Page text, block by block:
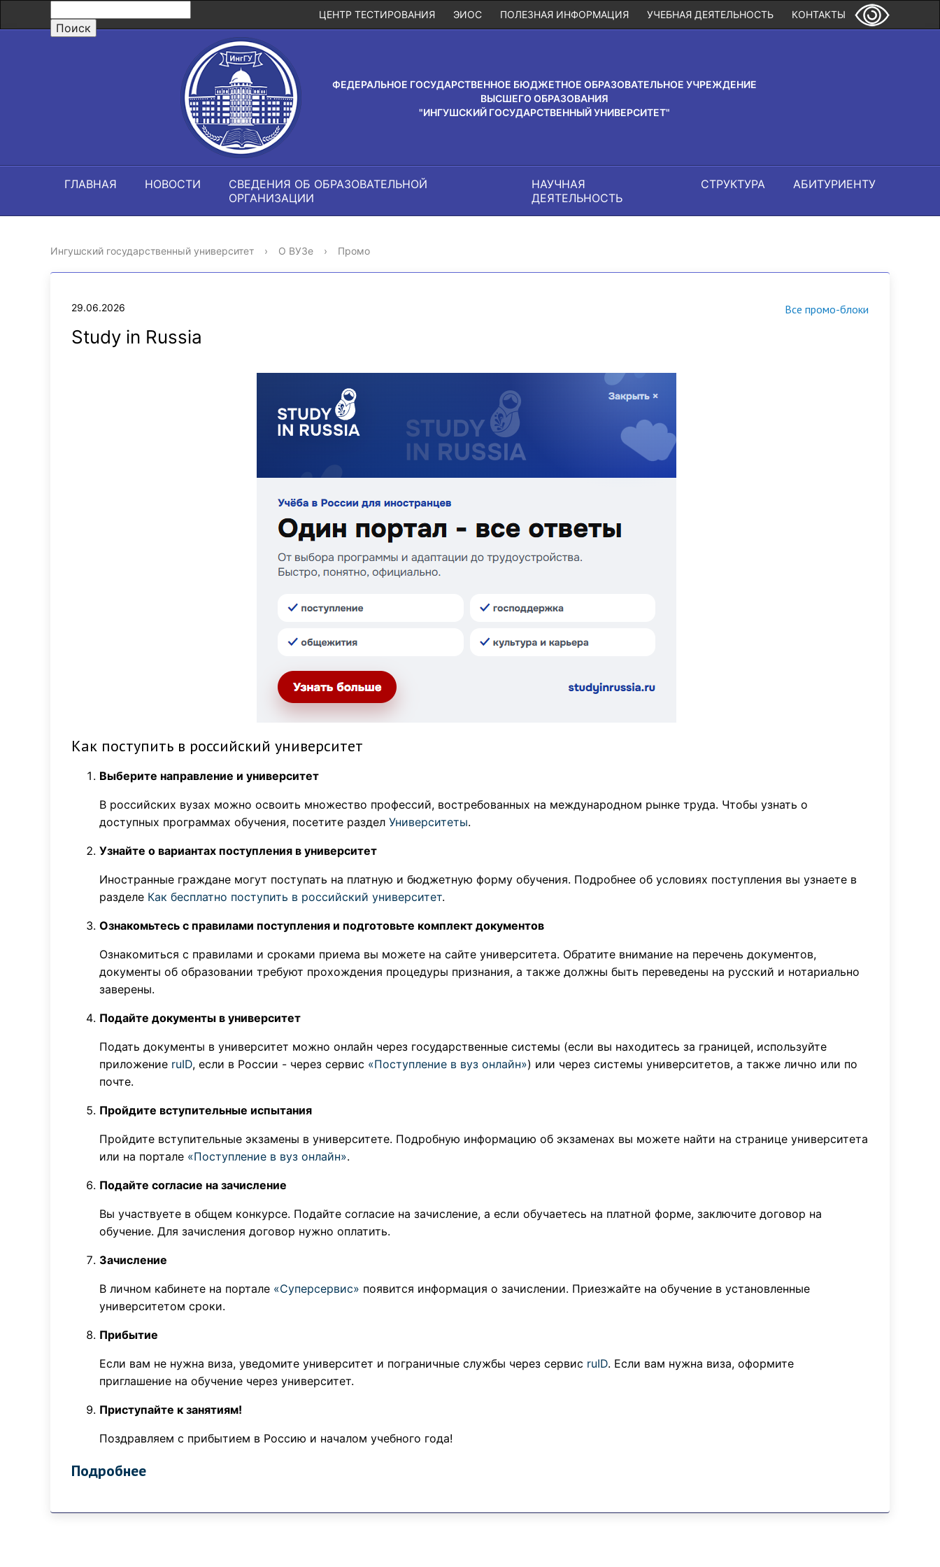
КОНТАКТЫ
УЧЕБНАЯ ДЕЯТЕЛЬНОСТЬ
ПОЛЕЗНАЯ ИНФОРМАЦИЯ
ЭИОС
ЦЕНТР ТЕСТИРОВАНИЯ
ФЕДЕРАЛЬНОЕ ГОСУДАРСТВЕННОЕ БЮДЖЕТНОЕ ОБРАЗОВАТЕЛЬНОЕ УЧРЕЖДЕНИЕ
ВЫСШЕГО ОБРАЗОВАНИЯ
"ИНГУШСКИЙ ГОСУДАРСТВЕННЫЙ УНИВЕРСИТЕТ"
ГЛАВНАЯ НОВОСТИ
СВЕДЕНИЯ ОБ ОБРАЗОВАТЕЛЬНОЙ
ОРГАНИЗАЦИИ
НАУЧНАЯ
ДЕЯТЕЛЬНОСТЬ
СТРУКТУРА АБИТУРИЕНТУ
Ингушский государственный университет › О ВУЗе › Промо
29.06.2026 Все промо-блоки
Study in Russia
Как поступить в российский университет
Выберите направление и университет
В российских вузах можно освоить множество профессий, востребованных на международном рынке труда. Чтобы узнать о
доступных программах обучения, посетите раздел Университеты.
Узнайте о вариантах поступления в университет
Иностранные граждане могут поступать на платную и бюджетную форму обучения. Подробнее об условиях поступления вы узнаете в
разделе Как бесплатно поступить в российский университет.
Ознакомьтесь с правилами поступления и подготовьте комплект документов
Ознакомиться с правилами и сроками приема вы можете на сайте университета. Обратите внимание на перечень документов,
документы об образовании требуют прохождения процедуры признания, а также должны быть переведены на русский и нотариально
заверены.
Подайте документы в университет
Подать документы в университет можно онлайн через государственные системы (если вы находитесь за границей, используйте
приложение ruID, если в России - через сервис «Поступление в вуз онлайн») или через системы университетов, а также лично или по
почте.
Пройдите вступительные испытания
Пройдите вступительные экзамены в университете. Подробную информацию об экзаменах вы можете найти на странице университета
или на портале «Поступление в вуз онлайн».
Подайте согласие на зачисление
Вы участвуете в общем конкурсе. Подайте согласие на зачисление, а если обучаетесь на платной форме, заключите договор на
обучение. Для зачисления договор нужно оплатить.
Зачисление
В личном кабинете на портале «Суперсервис» появится информация о зачислении. Приезжайте на обучение в установленные
университетом сроки.
Прибытие
Если вам не нужна виза, уведомите университет и пограничные службы через сервис ruID. Если вам нужна виза, оформите
приглашение на обучение через университет.
Приступайте к занятиям!
Поздравляем с прибытием в Россию и началом учебного года!
Подробнее